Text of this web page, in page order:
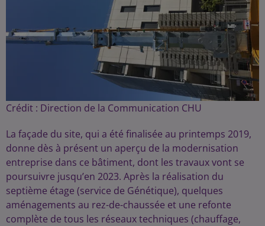
Crédit : Direction de la Communication CHU
La façade du site, qui a été finalisée au printemps 2019,
donne dès à présent un aperçu de la modernisation
entreprise dans ce bâtiment, dont les travaux vont se
poursuivre jusqu’en 2023. Après la réalisation du
septième étage (service de Génétique), quelques
aménagements au rez-de-chaussée et une refonte
complète de tous les réseaux techniques (chauffage,